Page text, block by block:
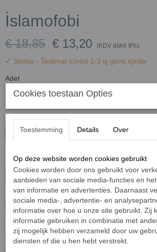
İslamofobi
€ 18,85 € 13,20 (KDV dâhil 9%)
✓ Stokta - Teslimat süresi 1-3 iş günü içinde
Adet
Sepete ekle
İslamofobi, 11 Eylül’den bu yana sayısız ayrım,
vakaları yanında İslam karşıtı kampanyalarla
göstermiştir. 2006 Danimarka karikatür krizi ve
Regensburg konuşmasını çevreleyen
özgürlüğü, çok kültürlülük, dinî sembollere
ilişkilerle alakalı bazı önemli sorunları ortaya
Dinî özgürlüğün yanı sıra insan hak ve
ilkeleri ihlâl eden İslamofobik eylemler, birçok
Cookies toestaan Opties
Toestemming Details Over
Op deze website worden cookies gebruikt
Cookies worden door ons gebruikt voor
aanbieden van sociale media-functies en
van informatie en advertenties. Daarnaast
sociale media-, advertentie- en
informatie over hoe u onze site gebruikt. Zij
informatie gebruiken in combinatie met
zij mogelijk hebben verzameld door uw
diensten of die u hen hebt verstrekt.